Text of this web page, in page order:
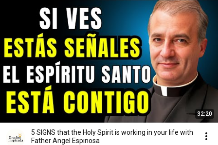
32:20
5 SIGNS that the Holy Spirit is working in your life with
Father Angel Espinosa